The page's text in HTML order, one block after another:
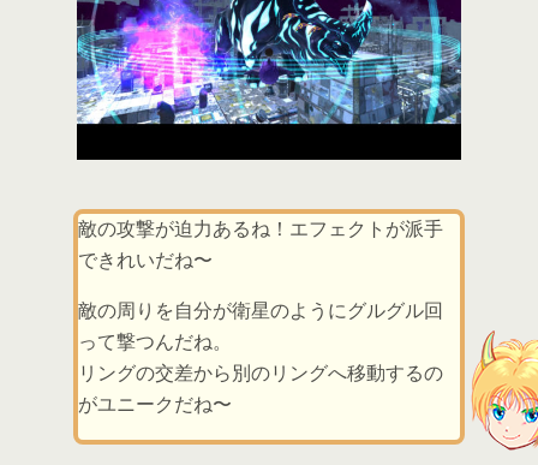
敵の攻撃が迫力あるね！エフェクトが派手
できれいだね〜
敵の周りを自分が衛星のようにグルグル回
って撃つんだね。
リングの交差から別のリングへ移動するの
がユニークだね〜